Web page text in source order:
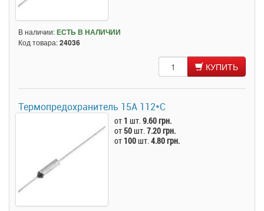
В наличии:ЕСТЬ В НАЛИЧИИ
Код товара:24036
КУПИТЬ
Термопредохранитель 15А 112*C
от 1 шт.9.60 грн.
от 50шт.7.20 грн.
от 100шт.4.80 грн.